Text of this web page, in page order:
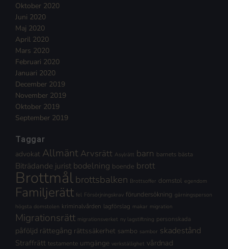
Oktober 2020
Juni 2020
Maj 2020
April 2020
Mars 2020
Februari 2020
Januari 2020
December 2019
November 2019
Oktober 2019
September 2019
Taggar
advokat Allmänt Arvsrätt Asylrätt barn barnets bästa
Biträdande jurist bodelning boende brott
Brottmålbrottsbalken Brottsoffer domstol egendom
Familjerätt fel Försörjningskrav förundersökning gärningsperson
högsta domstolen kriminalvården lagförslag makar migration
Migrationsrätt migrationsverket ny lagstiftning personskada
påföljd rättegång rättssäkerhet sambo sambor skadestånd
Straffrätt testamente umgänge verkställighet vårdnad